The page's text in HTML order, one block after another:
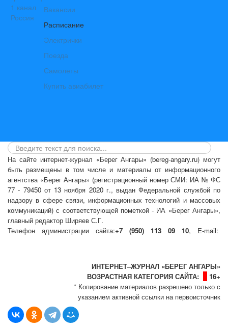
Вакансии
Расписание
Электрички
Поезда
Самолеты
Купить авиабилет
На сайте интернет-журнал «Берег Ангары» (bereg-angary.ru) могут
быть размещены в том числе и материалы от информационного
агентства «Берег Ангары» (регистрационный номер СМИ: ИА № ФС
77 - 79450 от 13 ноября 2020 г., выдан Федеральной службой по
надзору в сфере связи, информационных технологий и массовых
коммуникаций) с соответствующей пометкой - ИА «Берег Ангары»,
главный редактор Ширяев С.Г.
Телефон администрации сайта:+7 (950) 113 09 10, E-mail:
ИНТЕРНЕТ–ЖУРНАЛ «БЕРЕГ АНГАРЫ»
ВОЗРАСТНАЯ КАТЕГОРИЯ САЙТА:
16+
* Копирование материалов разрешено только с
указанием активной ссылки на первоисточник